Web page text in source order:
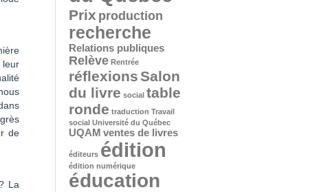
leur
de
La
Prix production
recherche
Relations publiques
Relève Rentrée
réflexionsSalon
du livre social table
ronde traduction Travail
social Université du Québec
UQAM ventes de livres
éditeurs édition
édition numérique
éducation